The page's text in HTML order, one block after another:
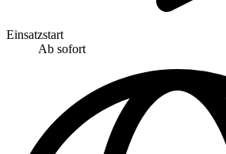
Einsatzstart
Ab sofort